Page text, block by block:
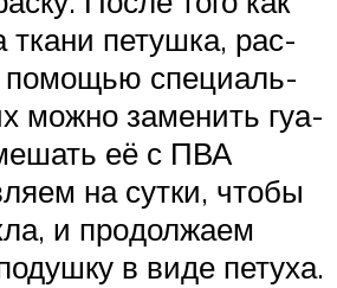
ткани петушка, рас­
помо­щью спе­ци­аль­
можно заме­нить гуа­
её с ПВА
на сутки, чтобы
и про­дол­жаем
в виде петуха.